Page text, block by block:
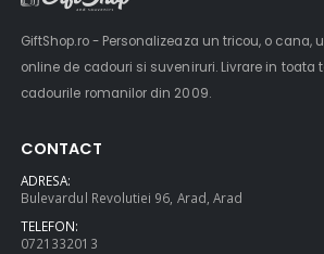
GiftShop.ro - Personalizeaza un tricou, o cana,
online de cadouri si suveniruri. Livrare in toata
cadourile romanilor din 2009.
CONTACT
ADRESA:
Bulevardul Revolutiei 96, Arad, Arad
TELEFON:
0721332013